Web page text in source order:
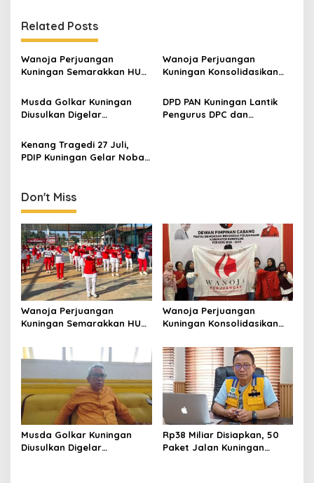
Related Posts
Wanoja Perjuangan
Kuningan Semarakkan HUT
Perempuan Harus Sehat
dan Berdaya
Wanoja Perjuangan
Kuningan Konsolidasikan
Kegiatan Positif Generasi
Muda
Musda Golkar Kuningan
Diusulkan Digelar
Mulai Matangkan Persiapan
DPD PAN Kuningan Lantik
Pengurus DPC dan
Kenang Tragedi 27 Juli,
PDIP Kuningan Gelar Nobar
Don't Miss
Wanoja Perjuangan
Kuningan Semarakkan HUT
Perempuan Harus Sehat
dan Berdaya
Wanoja Perjuangan
Kuningan Konsolidasikan
Kegiatan Positif Generasi
Muda
Musda Golkar Kuningan
Diusulkan Digelar
Rp38 Miliar Disiapkan, 50
Paket Jalan Kuningan